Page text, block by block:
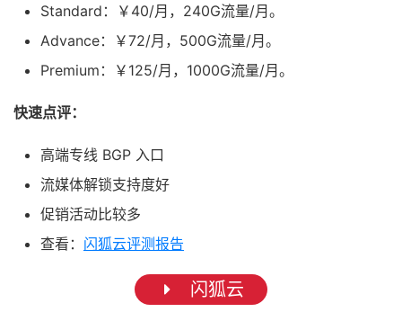
Standard：￥40/月，240G流量/月。
Advance：￥72/月，500G流量/月。
Premium：￥125/月，1000G流量/月。
快速点评：
高端专线 BGP 入口
流媒体解锁支持度好
促销活动比较多
查看： 闪狐云评测报告
闪狐云